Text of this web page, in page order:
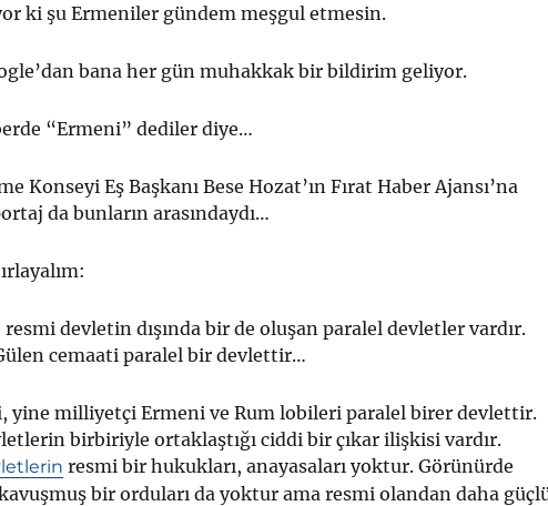
ki şu Ermeniler gündem meşgul etmesin.
bana her gün muhakkak bir bildirim geliyor.
“Ermeni” dediler diye…
Konseyi Eş Başkanı Bese Hozat’ın Fırat Haber Ajansı’na
da bunların arasındaydı…
resmi devletin dışında bir de oluşan paralel devletler vardır.
cemaati paralel bir devlettir…
yine milliyetçi Ermeni ve Rum lobileri paralel birer devlettir.
birbiriyle ortaklaştığı ciddi bir çıkar ilişkisi vardır.
resmi bir hukukları, anayasaları yoktur. Görünürde
bir orduları da yoktur ama resmi olandan daha